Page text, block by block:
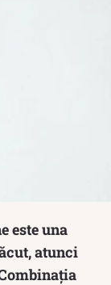
este una
atunci